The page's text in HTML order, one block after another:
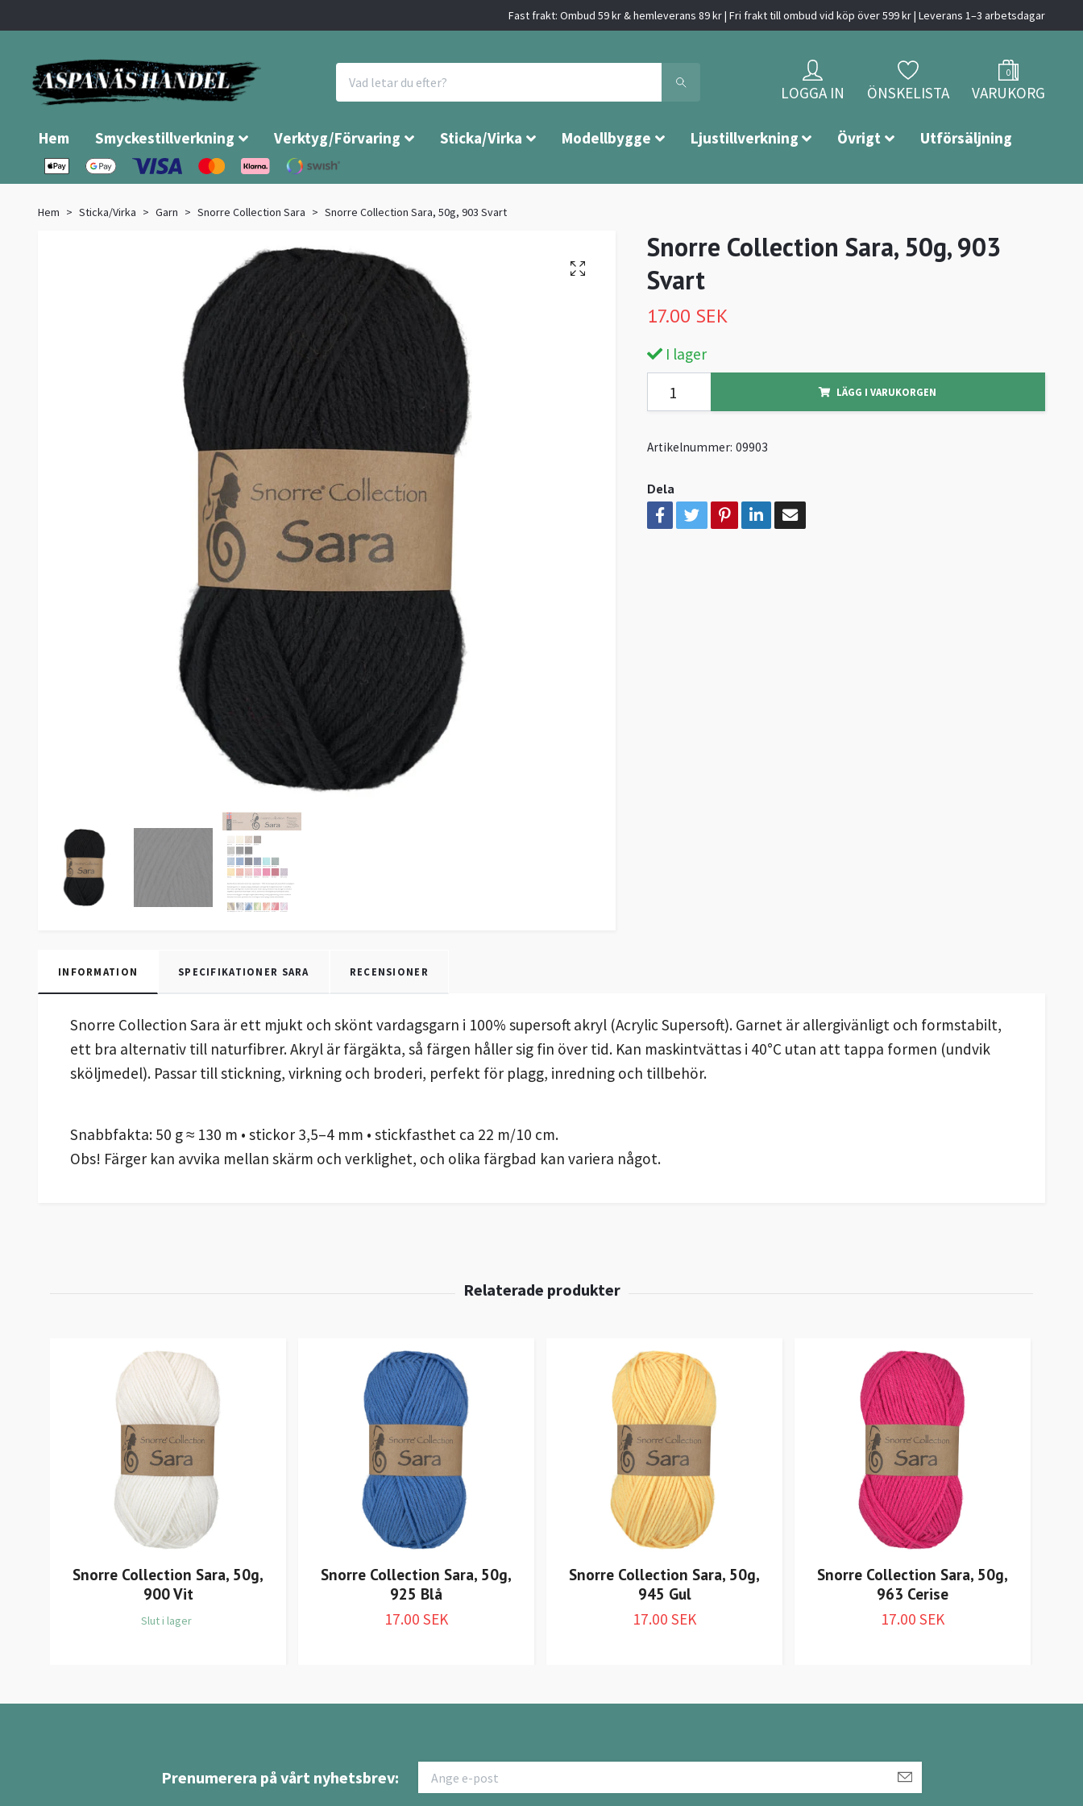
Fast frakt: Ombud 59 kr & hemleverans 89 kr | Fri frakt till ombud vid köp över 599 kr | Leverans 1–3 arbetsdagar
LOGGA IN ÖNSKELISTA
0
VARUKORG
Hem Smyckestillverkning Verktyg/Förvaring Sticka/Virka Modellbygge Ljustillverkning Övrigt Utförsäljning
Hem Sticka/Virka Garn Snorre Collection Sara Snorre Collection Sara, 50g, 903 Svart
Snorre Collection Sara, 50g, 903
Svart
17.00 SEK
I lager
LÄGG I VARUKORGEN
Artikelnummer: 09903
Dela
INFORMATION SPECIFIKATIONER SARA RECENSIONER
Snorre Collection Sara är ett mjukt och skönt vardagsgarn i 100% supersoft akryl (Acrylic Supersoft). Garnet är allergivänligt och formstabilt,
ett bra alternativ till naturfibrer. Akryl är färgäkta, så färgen håller sig fin över tid. Kan maskintvättas i 40°C utan att tappa formen (undvik
sköljmedel). Passar till stickning, virkning och broderi, perfekt för plagg, inredning och tillbehör.
Snabbfakta: 50 g ≈ 130 m • stickor 3,5–4 mm • stickfasthet ca 22 m/10 cm.
Obs! Färger kan avvika mellan skärm och verklighet, och olika färgbad kan variera något.
Snorre Collection Sara, 50g,
900 Vit
Slut i lager
Snorre Collection Sara, 50g,
925 Blå
17.00 SEK
Snorre Collection Sara, 50g,
945 Gul
17.00 SEK
Snorre Collection Sara, 50g,
963 Cerise
17.00 SEK
Prenumerera på vårt nyhetsbrev: